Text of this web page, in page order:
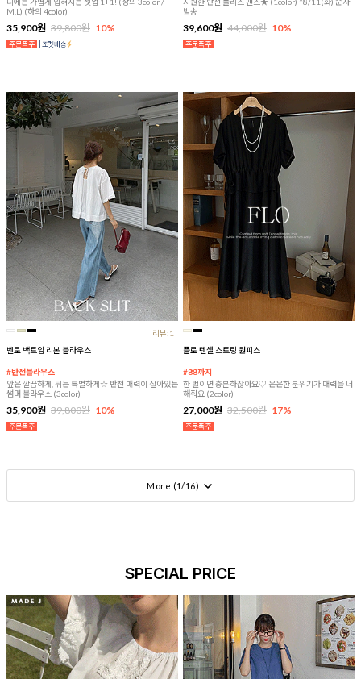
M,L) (하의 4color)
35,900원 39,800원 10%
발송
39,600원 44,000원 10%
리뷰:1
벤로 백트임 리본 블라우스
#반전블라우스
앞은 깔끔하게, 뒤는 특별하게☆ 반전 매력이 살아있는
썸머 블라우스 (3color)
35,900원 39,800원 10%
플로 텐셀 스트링 원피스
#88까지
한 벌이면 충분하잖아요♡ 은은한 분위기가 매력을 더
해줘요 (2color)
27,000원 32,500원 17%
More (1/16)
SPECIAL PRICE